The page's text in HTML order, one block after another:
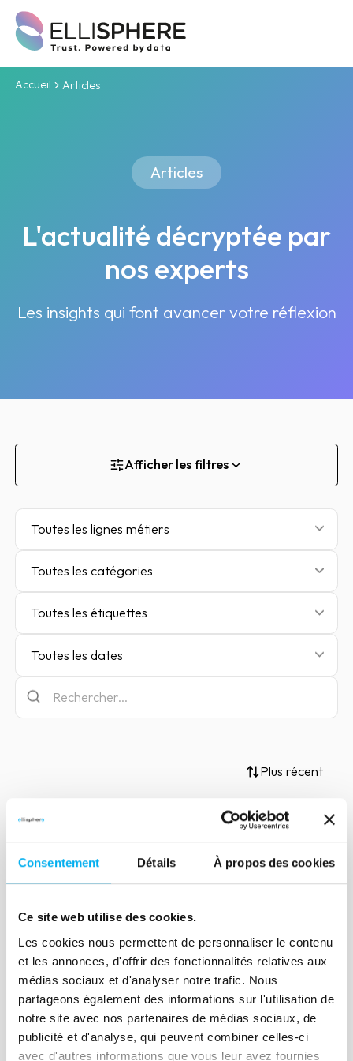
Consentement Détails À propos des cookies
Ce site web utilise des cookies.
Les cookies nous permettent de personnaliser le contenu
et les annonces, d'offrir des fonctionnalités relatives aux
médias sociaux et d'analyser notre trafic. Nous
partageons également des informations sur l'utilisation de
notre site avec nos partenaires de médias sociaux, de
publicité et d'analyse, qui peuvent combiner celles-ci
avec d'autres informations que vous leur avez fournies
Accueil Articles
Articles
L'actualité décryptée par
nos experts
Les insights qui font avancer votre réflexion
Afficher les filtres
Toutes les lignes métiers
Toutes les catégories
Toutes les étiquettes
Toutes les dates
Plus récent
Article
L'Open Banking, une réelle
21 février 2023 Risk management
Le monde bancaire est en constante
évolution. L’Open Banking, qui est
devenu obligatoire pour les banques
depuis le début de l’année 2018, fait
partie des nombreuses innovations qui